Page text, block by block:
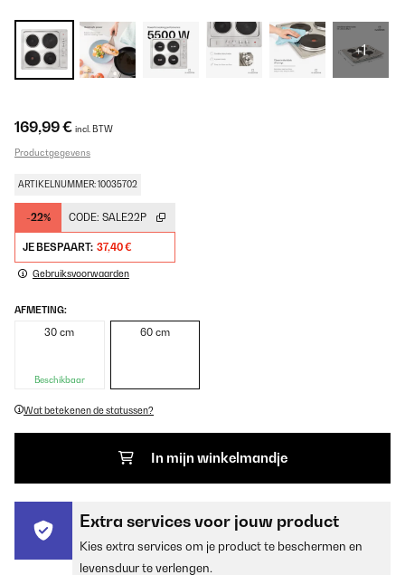
+1
169,99 € incl. BTW
Productgegevens
ARTIKELNUMMER: 10035702
-22% CODE: SALE22P
JE BESPAART: 37,40 €
Gebruiksvoorwaarden
AFMETING:
30 cm
Beschikbaar
60 cm
Wat betekenen de statussen?
In mijn winkelmandje
Extra services voor jouw product
Kies extra services om je product te beschermen en
levensduur te verlengen.